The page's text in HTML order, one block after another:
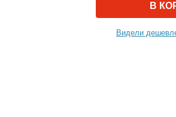
В
Видели